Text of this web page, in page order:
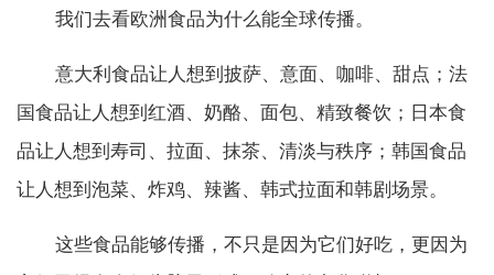
我们去看欧洲食品为什么能全球传播。
意大利食品让人想到披萨、意面、咖啡、甜点；法
国食品让人想到红酒、奶酪、面包、精致餐饮；日本食
品让人想到寿司、拉面、抹茶、清淡与秩序；韩国食品
让人想到泡菜、炸鸡、辣酱、韩式拉面和韩剧场景。
这些食品能够传播，不只是因为它们好吃，更因为